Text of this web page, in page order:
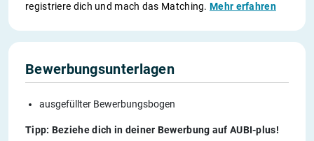
registriere dich und mach das Matching.Mehr erfahren
Bewerbungsunterlagen
ausgefüllter Bewerbungsbogen
Tipp: Beziehe dich in deiner Bewerbung auf AUBI-plus!